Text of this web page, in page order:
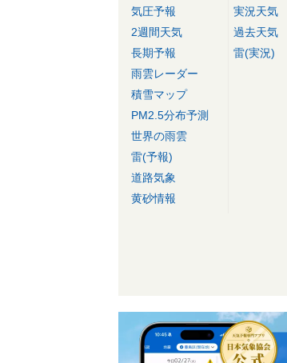
気圧予報
2週間天気
長期予報
雨雲レーダー
積雪マップ
PM2.5分布予測
世界の雨雲
雷(予報)
道路気象
黄砂情報
実況天気
過去天気
雷(実況)